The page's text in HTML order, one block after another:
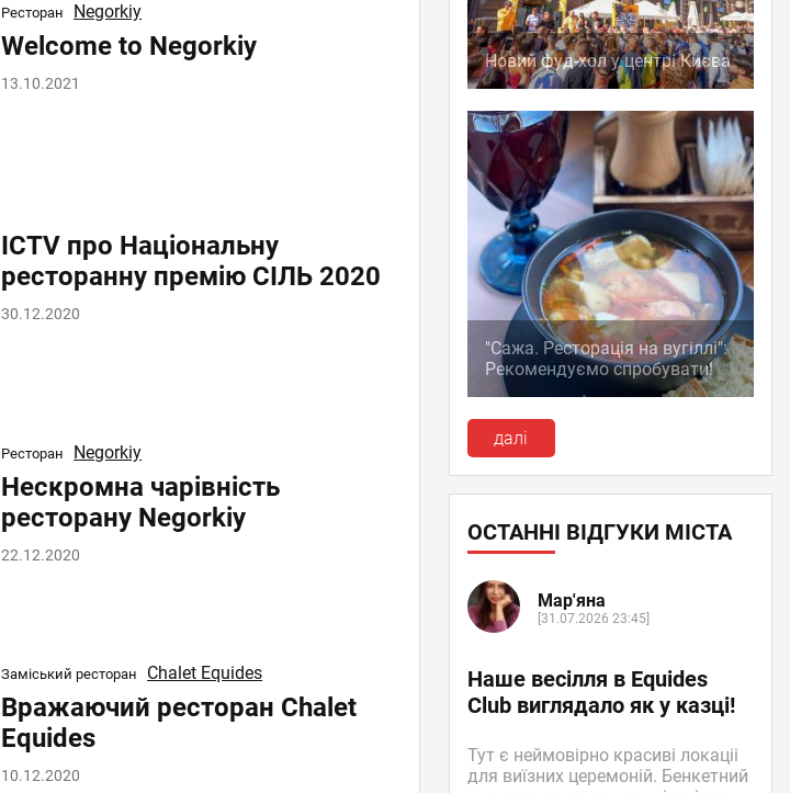
Ресторан Negorkiy
Welcome to Negorkiy
13.10.2021
ICTV про Національну
ресторанну премію СІЛЬ 2020
30.12.2020
Ресторан Negorkiy
Нескромна чарівність
ресторану Negorkiy
22.12.2020
Заміський ресторан Chalet Equides
Вражаючий ресторан Chalet
Equides
10.12.2020
Новий фуд-хол у центрі Києва
"Сажа. Ресторація на вугіллі":
Рекомендуємо спробувати!
далі
ОСТАННІ ВІДГУКИ МІСТА
Мар'яна
[31.07.2026 23:45]
Наше весілля в Equides
Club виглядало як у казці!
Тут є неймовірно красиві локаціі
для виїзних церемоній. Бенкетний